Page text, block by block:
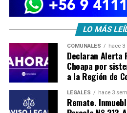
LO MÁS
COMUNALES hace
Declaran Alerta
Choapa por
a la Región de
LEGALES hace 3
Remate.